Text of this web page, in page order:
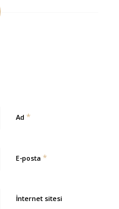
Ad *
E-posta *
İnternet sitesi